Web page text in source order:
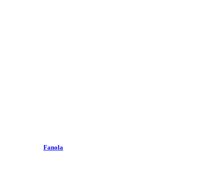
Fanola